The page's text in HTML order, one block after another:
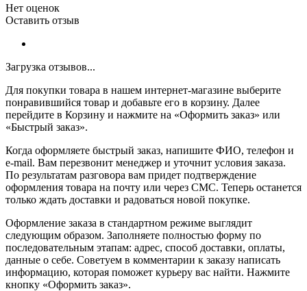
Нет оценок
Оставить отзыв
Загрузка отзывов...
Для покупки товара в нашем интернет-магазине выберите
понравившийся товар и добавьте его в корзину. Далее
перейдите в Корзину и нажмите на «Оформить заказ» или
«Быстрый заказ».
Когда оформляете быстрый заказ, напишите ФИО, телефон и
e-mail. Вам перезвонит менеджер и уточнит условия заказа.
По результатам разговора вам придет подтверждение
оформления товара на почту или через СМС. Теперь останется
только ждать доставки и радоваться новой покупке.
Оформление заказа в стандартном режиме выглядит
следующим образом. Заполняете полностью форму по
последовательным этапам: адрес, способ доставки, оплаты,
данные о себе. Советуем в комментарии к заказу написать
информацию, которая поможет курьеру вас найти. Нажмите
кнопку «Оформить заказ».